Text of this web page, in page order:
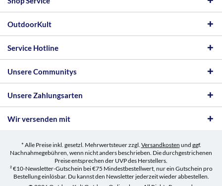
OutdoorKult
Service Hotline
Unsere Communitys
Unsere Zahlungsarten
Wir versenden mit
* Alle Preise inkl. gesetzl. Mehrwertsteuer zzgl. Versandkosten und ggf.
Nachnahmegebühren, wenn nicht anders beschrieben. Die durchgestrichenen
Preise entsprechen der UVP des Herstellers.
² €10-Newsletter-Gutschein bei €75 Mindestbestellwert, nur ein Gutschein pro
Bestellung einlösbar. Du kannst den Newsletter jederzeit wieder abbestellen.